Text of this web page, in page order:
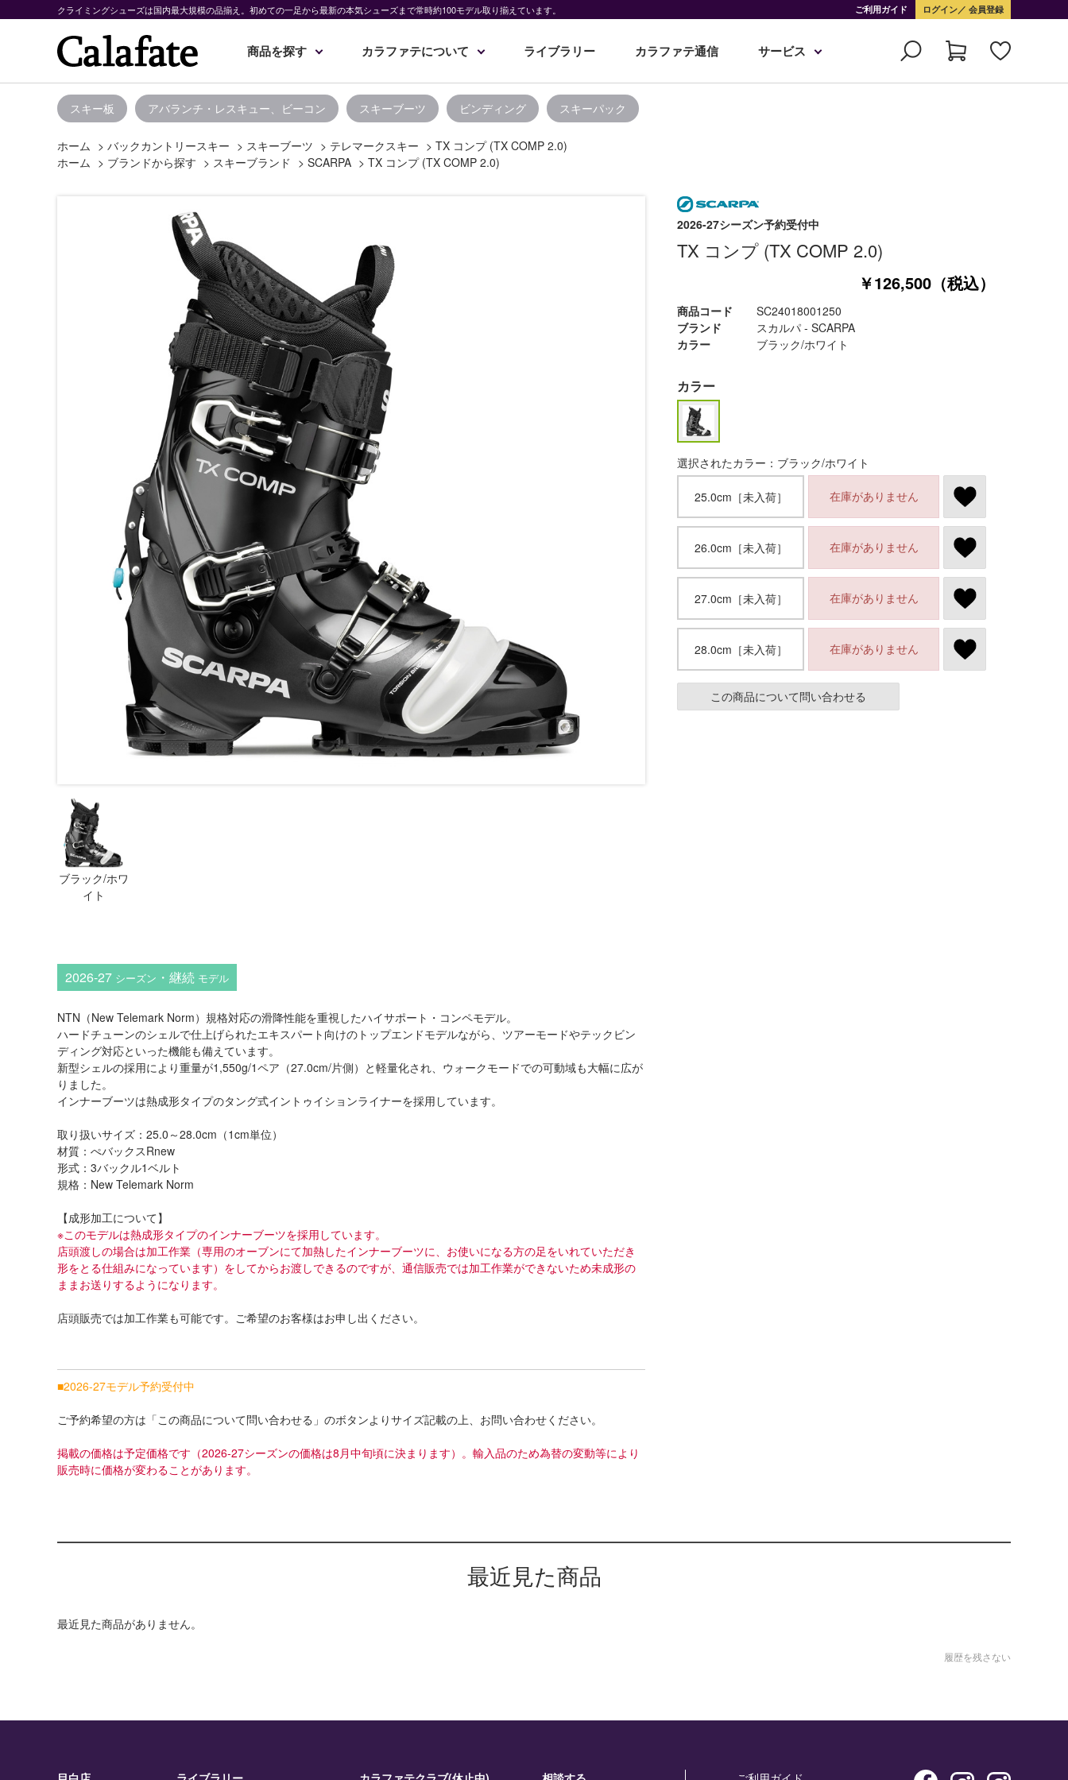
クライミングシューズは国内最大規模の品揃え。初めての一足から最新の本気シューズまで常時約100モデル取り揃えています。 ご利用ガイド ログイン 会員登録
商品を探す カラファテについて ライブラリー カラファテ通信 サービス
スキー板 アバランチ・レスキュー、ビーコン スキーブーツ ビンディング スキーパック
ホーム > バックカントリースキー > スキーブーツ > テレマークスキー > TX コンプ (TX COMP 2.0)
ホーム > ブランドから探す > スキーブランド > SCARPA > TX コンプ (TX COMP 2.0)
ブラック/ホワ
イト
2026-27 シーズン ・継続 モデル
NTN（New Telemark Norm）規格対応の滑降性能を重視したハイサポート・コンペモデル。
ハードチューンのシェルで仕上げられたエキスパート向けのトップエンドモデルながら、ツアーモードやテックビン
ディング対応といった機能も備えています。
新型シェルの採用により重量が1,550g/1ペア（27.0cm/片側）と軽量化され、ウォークモードでの可動域も大幅に広が
りました。
インナーブーツは熱成形タイプのタング式イントゥイションライナーを採用しています。
取り扱いサイズ：25.0～28.0cm（1cm単位）
材質：ぺバックスRnew
形式：3バックル1ベルト
規格：New Telemark Norm
【成形加工について】
※このモデルは熱成形タイプのインナーブーツを採用しています。
店頭渡しの場合は加工作業（専用のオーブンにて加熱したインナーブーツに、お使いになる方の足をいれていただき
形をとる仕組みになっています）をしてからお渡しできるのですが、通信販売では加工作業ができないため未成形の
ままお送りするようになります。
店頭販売では加工作業も可能です。ご希望のお客様はお申し出ください。
■2026-27モデル予約受付中
ご予約希望の方は「この商品について問い合わせる」のボタンよりサイズ記載の上、お問い合わせください。
掲載の価格は予定価格です（2026-27シーズンの価格は8月中旬頃に決まります）。輸入品のため為替の変動等により
販売時に価格が変わることがあります。
2026-27シーズン予約受付中
TX コンプ (TX COMP 2.0)
￥126,500（税込）
商品コード
SC24018001250
ブランド
スカルパ - SCARPA
カラー
ブラック/ホワイト
カラー
選択されたカラー：ブラック/ホワイト
25.0cm［未入荷］ 在庫がありません
26.0cm［未入荷］ 在庫がありません
27.0cm［未入荷］ 在庫がありません
28.0cm［未入荷］ 在庫がありません
この商品について問い合わせる
最近見た商品
最近見た商品がありません。
履歴を残さない